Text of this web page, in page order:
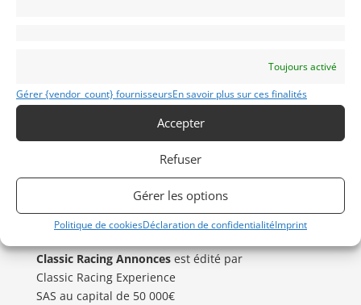
Toujours activé
Gérer {vendor_count} fournisseursEn savoir plus sur ces finalités
Accepter
Refuser
Gérer les options
Politique de cookiesDéclaration de confidentialitéImprint
AUTOMOBILIA
Besoin d’aide ?
Contactez notre service Annonces.
Classic Racing Annoncesest édité par
Classic Racing Experience
SAS au capital de 50 000€